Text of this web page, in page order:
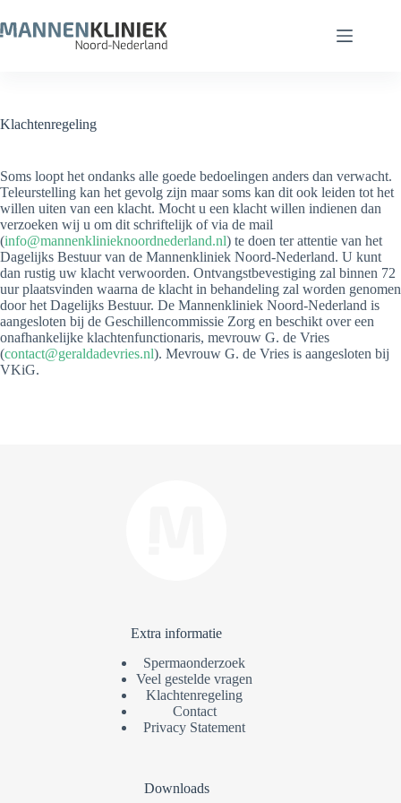
naar
de
Klachtenregeling
Soms loopt het ondanks alle goede bedoelingen anders dan verwacht.
Teleurstelling kan het gevolg zijn maar soms kan dit ook leiden tot het
willen uiten van een klacht. Mocht u een klacht willen indienen dan
verzoeken wij u om dit schriftelijk of via de mail
(info@mannenklinieknoordnederland.nl) te doen ter attentie van het
Dagelijks Bestuur van de Mannenkliniek Noord-Nederland. U kunt
dan rustig uw klacht verwoorden. Ontvangstbevestiging zal binnen 72
uur plaatsvinden waarna de klacht in behandeling zal worden genomen
door het Dagelijks Bestuur. De Mannenkliniek Noord-Nederland is
aangesloten bij de Geschillencommissie Zorg en beschikt over een
onafhankelijke klachtenfunctionaris, mevrouw G. de Vries
(contact@geraldadevries.nl). Mevrouw G. de Vries is aangesloten bij
VKiG.
Extra informatie
Spermaonderzoek
Veel gestelde vragen
Klachtenregeling
Contact
Privacy Statement
Downloads